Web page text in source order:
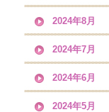
2024年8月
2024年7月
2024年6月
2024年5月